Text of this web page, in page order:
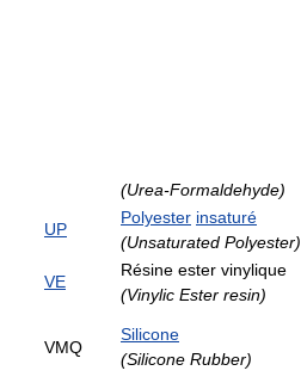
(Urea-Formaldehyde)
UP
Polyester insaturé
(Unsaturated Polyester)
VE
Résine ester vinylique
(Vinylic Ester resin)
VMQ
Silicone
(Silicone Rubber)